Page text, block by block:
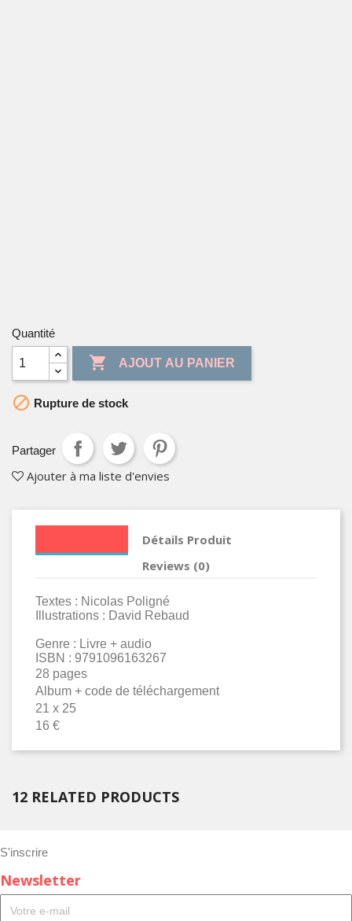
Quantité
 AJOUT AU PANIER
 Rupture de stock
Partager
Ajouter à ma liste d'envies
Détails Produit
Reviews (0)
Textes : Nicolas Poligné
Illustrations : David Rebaud
Genre : Livre + audio
ISBN : 9791096163267
28 pages
Album + code de téléchargement
21 x 25
16 €
12 RELATED PRODUCTS
S'inscrire
Newsletter